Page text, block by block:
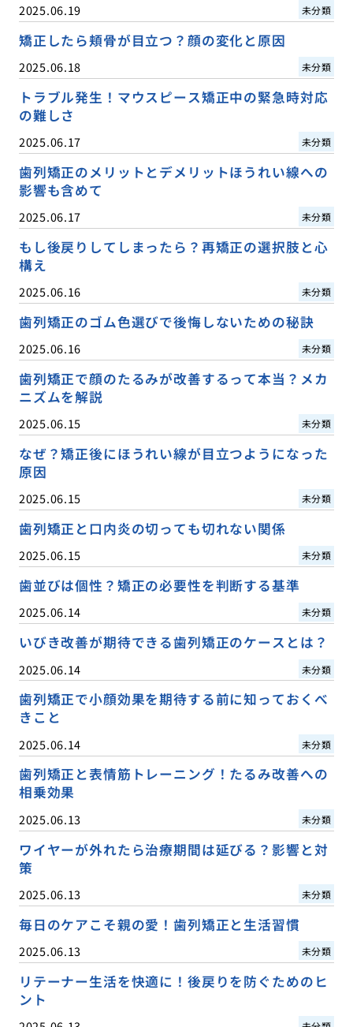
2025.06.19 未分類
矯正したら頬骨が目立つ？顔の変化と原因
2025.06.18 未分類
トラブル発生！マウスピース矯正中の緊急時対応
の難しさ
2025.06.17 未分類
歯列矯正のメリットとデメリットほうれい線への
影響も含めて
2025.06.17 未分類
もし後戻りしてしまったら？再矯正の選択肢と心
構え
2025.06.16 未分類
歯列矯正のゴム色選びで後悔しないための秘訣
2025.06.16 未分類
歯列矯正で顔のたるみが改善するって本当？メカ
ニズムを解説
2025.06.15 未分類
なぜ？矯正後にほうれい線が目立つようになった
原因
2025.06.15 未分類
歯列矯正と口内炎の切っても切れない関係
2025.06.15 未分類
歯並びは個性？矯正の必要性を判断する基準
2025.06.14 未分類
いびき改善が期待できる歯列矯正のケースとは？
2025.06.14 未分類
歯列矯正で小顔効果を期待する前に知っておくべ
きこと
2025.06.14 未分類
歯列矯正と表情筋トレーニング！たるみ改善への
相乗効果
2025.06.13 未分類
ワイヤーが外れたら治療期間は延びる？影響と対
策
2025.06.13 未分類
毎日のケアこそ親の愛！歯列矯正と生活習慣
2025.06.13 未分類
リテーナー生活を快適に！後戻りを防ぐためのヒ
ント